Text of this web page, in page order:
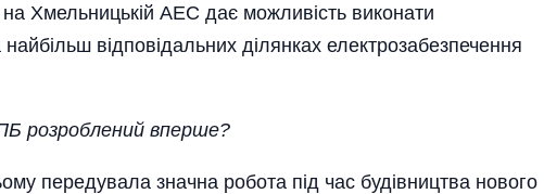
Хмельницькій АЕС дає можливість виконати
відповідальних ділянках електрозабезпечення
розроблений вперше?
передувала значна робота під час будівництва нового